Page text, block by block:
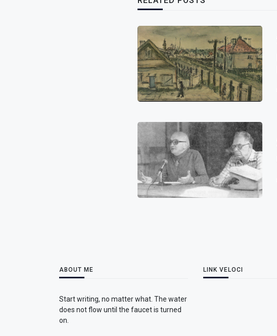
ABOUT ME
Start writing, no matter what. The water
does not flow until the faucet is turned
on.
LINK VELOCI